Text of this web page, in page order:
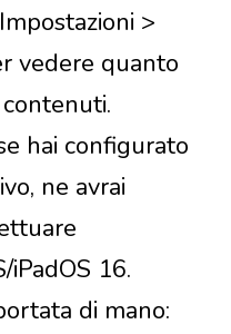
>
vedere quanto
hai configurato
ne avrai
iPadOS 16.
di mano: